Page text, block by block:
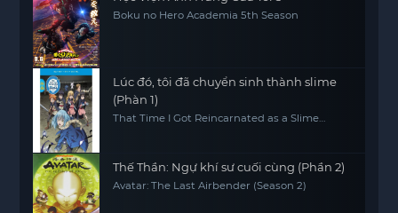
Boku no Hero Academia 5th Season
Lúc đó, tôi đã chuyển sinh thành slime
(Phàn 1)
That Time I Got Reincarnated as a Slime
Thế Thần: Ngự khí sư cuối cùng (Phần 2)
Avatar: The Last Airbender (Season 2)